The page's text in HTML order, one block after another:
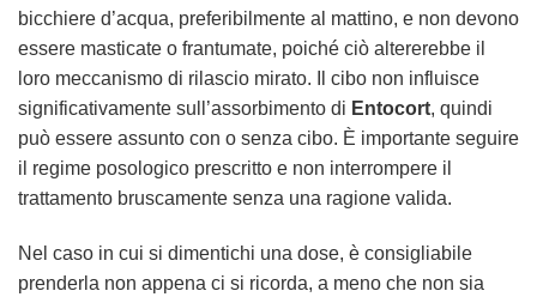
bicchiere d’acqua, preferibilmente al mattino, e non devono
essere masticate o frantumate, poiché ciò altererebbe il
loro meccanismo di rilascio mirato. Il cibo non influisce
significativamente sull’assorbimento di Entocort, quindi
può essere assunto con o senza cibo. È importante seguire
il regime posologico prescritto e non interrompere il
trattamento bruscamente senza una ragione valida.
Nel caso in cui si dimentichi una dose, è consigliabile
prenderla non appena ci si ricorda, a meno che non sia